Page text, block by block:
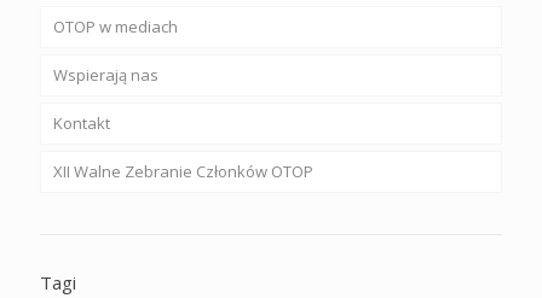
OTOP w mediach
Wspierają nas
Kontakt
XII Walne Zebranie Członków OTOP
Tagi